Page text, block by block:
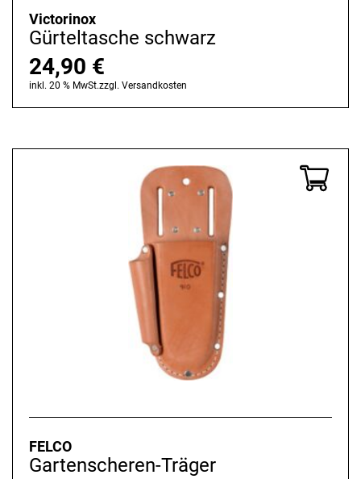
Victorinox
Gürteltasche schwarz
24,90 €
inkl. 20 % MwSt.zzgl. Versandkosten
FELCO
Gartenscheren-Träger